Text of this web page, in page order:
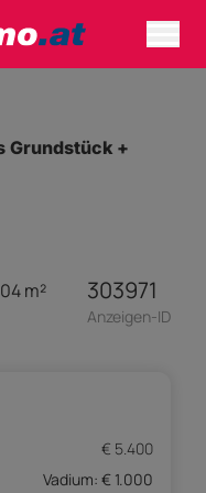
Grundstück +
m² 303971
Anzeigen-ID
€ 5.400
Vadium: € 1.000